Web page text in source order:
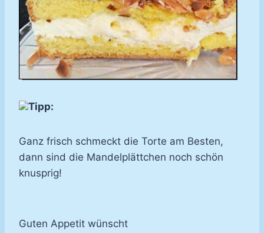
Tipp:
Ganz frisch schmeckt die Torte am Besten,
dann sind die Mandelplättchen noch schön
knusprig!
Guten Appetit wünscht